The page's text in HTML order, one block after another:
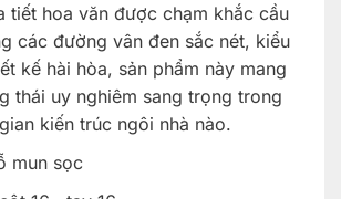
tiết hoa văn được chạm khắc cầu
các đường vân đen sắc nét, kiểu
kế hài hòa, sản phẩm này mang
thái uy nghiêm sang trọng trong
kiến trúc ngôi nhà nào.
mun sọc